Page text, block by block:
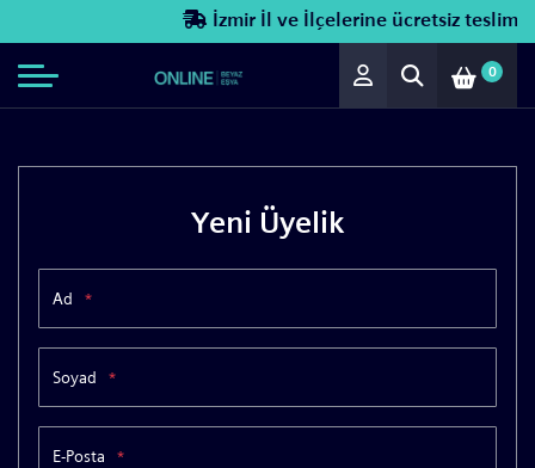
İzmir İl ve İlçelerine ücretsiz teslimat!
0
Yeni Üyelik
Ad *
Soyad *
E-Posta *